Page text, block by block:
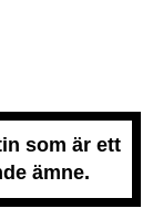
som är ett
ämne.